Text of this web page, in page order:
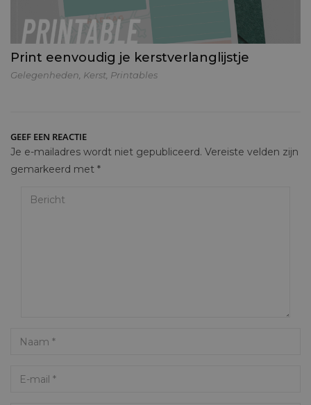
Print eenvoudig je kerstverlanglijstje
Gelegenheden Kerst Printables
GEEF EEN REACTIE
Je e-mailadres wordt niet gepubliceerd. Vereiste velden zijn
gemarkeerd met *
Bericht
Name
Email